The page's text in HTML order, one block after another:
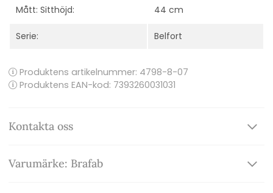
Mått: Sitthöjd: 44 cm
Serie: Belfort
Produktens artikelnummer: 4798-8-07
Produktens EAN-kod: 7393260031031
Kontakta oss
Varumärke: Brafab